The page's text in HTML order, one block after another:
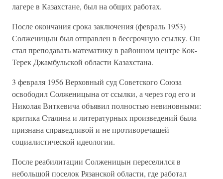
лагере в Казахстане, был на общих работах.
После окончания срока заключения (февраль 1953)
Солженицын был отправлен в бессрочную ссылку. Он
стал преподавать математику в районном центре Кок-
Терек Джамбульской области Казахстана.
3 февраля 1956 Верховный суд Советского Союза
освободил Солженицына от ссылки, а через год его и
Николая Виткевича объявил полностью невиновными:
критика Сталина и литературных произведений была
признана справедливой и не противоречащей
социалистической идеологии.
После реабилитации Солженицын переселился в
небольшой поселок Рязанской области, где работал